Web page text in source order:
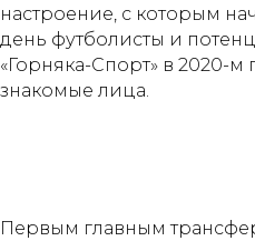
настроение, с которым
день футболисты и
«Горняка-Спорт» в 2020-м
знакомые лица.
Первым главным